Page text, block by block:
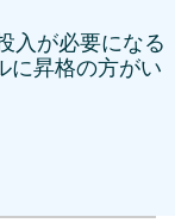
入が必要になる
に昇格の方がい